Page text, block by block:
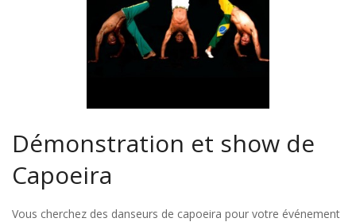
Démonstration et show de
Capoeira
Vous cherchez des danseurs de capoeira pour votre événement